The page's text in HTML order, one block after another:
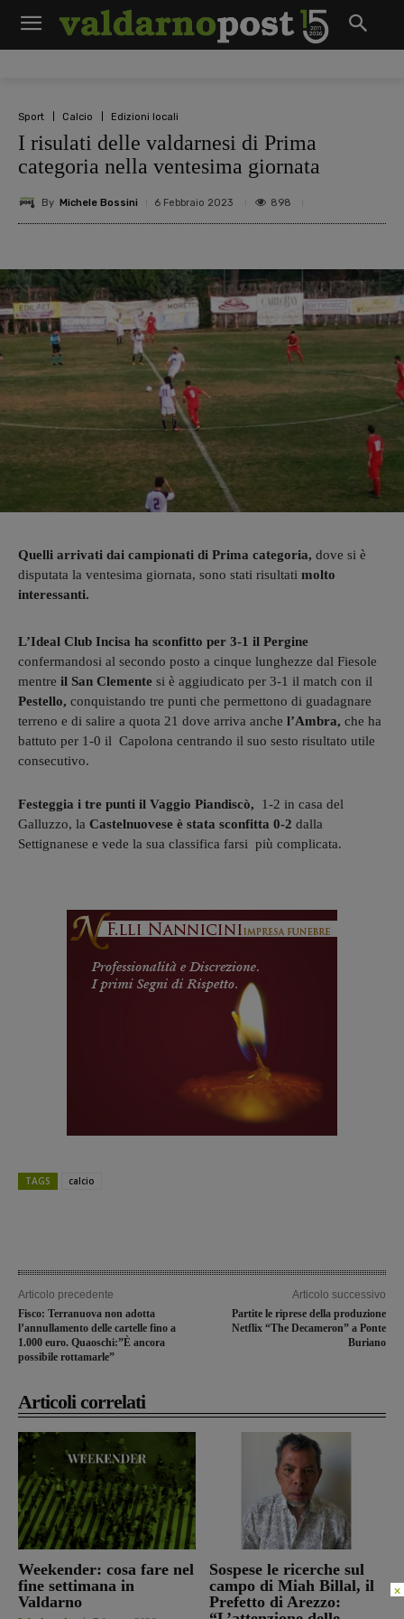
Sport Calcio Edizioni locali
I risulati delle valdarnesi di Prima
categoria nella ventesima giornata
By Michele Bossini 6 Febbraio 2023 898
Quelli arrivati dai campionati di Prima categoria, dove si è
disputata la ventesima giornata, sono stati risultati molto
interessanti.
L’Ideal Club Incisa ha sconfitto per 3-1 il Pergine
confermandosi al secondo posto a cinque lunghezze dal Fiesole
mentre il San Clemente si è aggiudicato per 3-1 il match con il
Pestello, conquistando tre punti che permettono di guadagnare
terreno e di salire a quota 21 dove arriva anche l’Ambra, che ha
battuto per 1-0 il Capolona centrando il suo sesto risultato utile
consecutivo.
Festeggia i tre punti il Vaggio Piandiscò, 1-2 in casa del
Galluzzo, la Castelnuovese è stata sconfitta 0-2 dalla
Settignanese e vede la sua classifica farsi più complicata.
TAGS calcio
Articolo precedente
Fisco: Terranuova non adotta
l’annullamento delle cartelle fino a
1.000 euro. Quaoschi:”È ancora
possibile rottamarle”
Articolo successivo
Partite le riprese della produzione
Netflix “The Decameron” a Ponte
Buriano
Articoli correlati
Weekender: cosa fare nel
fine settimana in
Valdarno
Sospese le ricerche sul
campo di Miah Billal, il
Prefetto di Arezzo:
×